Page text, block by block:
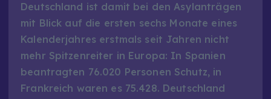
Deutschland ist damit bei den Asylanträgen
mit Blick auf die ersten sechs Monate eines
Kalenderjahres erstmals seit Jahren nicht
mehr Spitzenreiter in Europa: In Spanien
beantragten 76.020 Personen Schutz, in
Frankreich waren es 75.428. Deutschland